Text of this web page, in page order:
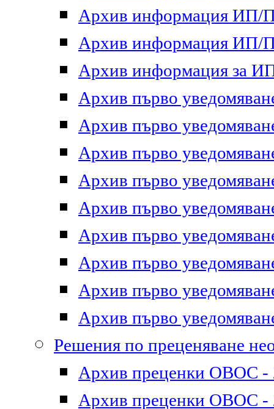
Архив информация ИП/
Архив информация ИП/
Архив информация за
Архив първо
Архив първо
Архив първо
Архив първо
Архив първо
Архив първо
Архив първо
Архив първо
Архив първо
Решения по преценяване
Архив преценки ОВОС -
Архив преценки ОВОС -